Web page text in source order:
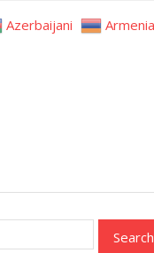
Azerbaijani